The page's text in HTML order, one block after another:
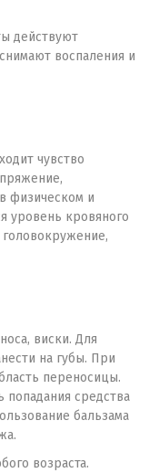
действуют
воспаления и
чувство
физическом и
уровень кровяного
виски. Для
на губы. При
переносицы.
попадания средства
бальзама
возраста.